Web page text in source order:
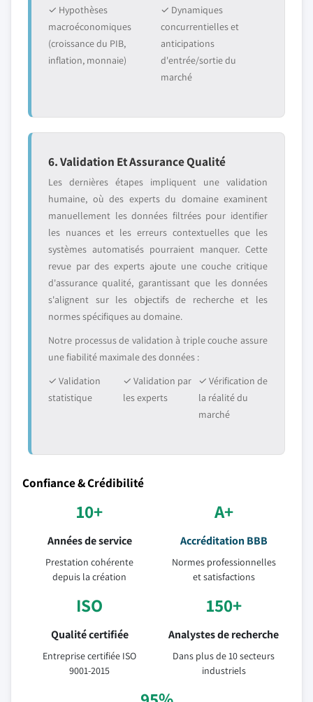
✓ Hypothèses
macroéconomiques
(croissance du PIB,
inflation, monnaie)
✓ Dynamiques
concurrentielles et
anticipations
d'entrée/sortie du
marché
6. Validation Et Assurance Qualité
Les dernières étapes impliquent une validation
humaine, où des experts du domaine examinent
manuellement les données filtrées pour identifier
les nuances et les erreurs contextuelles que les
systèmes automatisés pourraient manquer. Cette
revue par des experts ajoute une couche critique
d'assurance qualité, garantissant que les données
s'alignent sur les objectifs de recherche et les
normes spécifiques au domaine.
Notre processus de validation à triple couche assure
une fiabilité maximale des données :
✓ Validation
statistique
✓ Validation par
les experts
✓ Vérification de
la réalité du
marché
Confiance & Crédibilité
10+
Années de service
Prestation cohérente
depuis la création
A+
Accréditation BBB
Normes professionnelles
et satisfactions
ISO
Qualité certifiée
Entreprise certifiée ISO
9001-2015
150+
Analystes de recherche
Dans plus de 10 secteurs
industriels